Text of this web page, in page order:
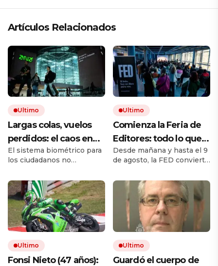
Artículos Relacionados
Ultimo
Largas colas, vuelos
perdidos: el caos en
los viajes se desata
tras los nuevos
controles de
pasaportes de la UE
El sistema biométrico para
los ciudadanos no
provocando largos retrasos
y malhumor en los
aeropuertos. Las
autoridades afirman que
esta puesta en marcha, que
ha tenido algunos
contratiempos, irá
mejorando y reforzará la
seguridad.
Ultimo
Comienza la Feria de
Editores: todo lo que
hay que saber para
aprovechar la visita
Desde mañana y hasta el 9
de agosto, la FED convierte
punto de encuentro del
libro independiente. La
muestra reúne sellos de la
Argentina y del exterior,
actividades y propuestas
para lectores, libreros y
bibliotecas. Esta guía
resume seis datos
fundamentales para
Ultimo
Fonsi Nieto (47 años):
Ultimo
Guardó el cuerpo de